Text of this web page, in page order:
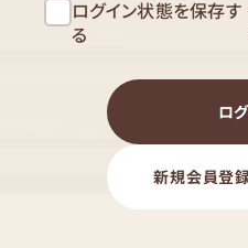
ログイン状態を保存す
る
ロ
新規会員登